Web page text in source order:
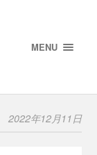
MENU
2022年12月11日